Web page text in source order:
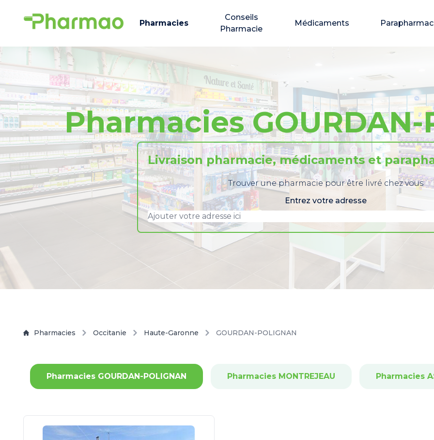
Pharmacies
Conseils
Pharmacie
Médicaments
Pharmacies GOURDAN-
Livraison pharmacie, médicaments et
Trouver une pharmacie pour être livré chez vous
Entrez votre adresse
Pharmacies Occitanie Haute-Garonne GOURDAN-POLIGNAN
Pharmacies GOURDAN-POLIGNAN Pharmacies MONTREJEAU Pharmacies